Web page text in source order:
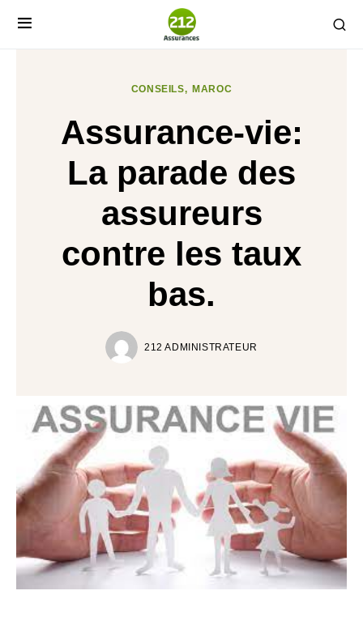
CONSEILS MAROC
Assurance-vie:
La parade des
assureurs
contre les taux
bas.
212 ADMINISTRATEUR